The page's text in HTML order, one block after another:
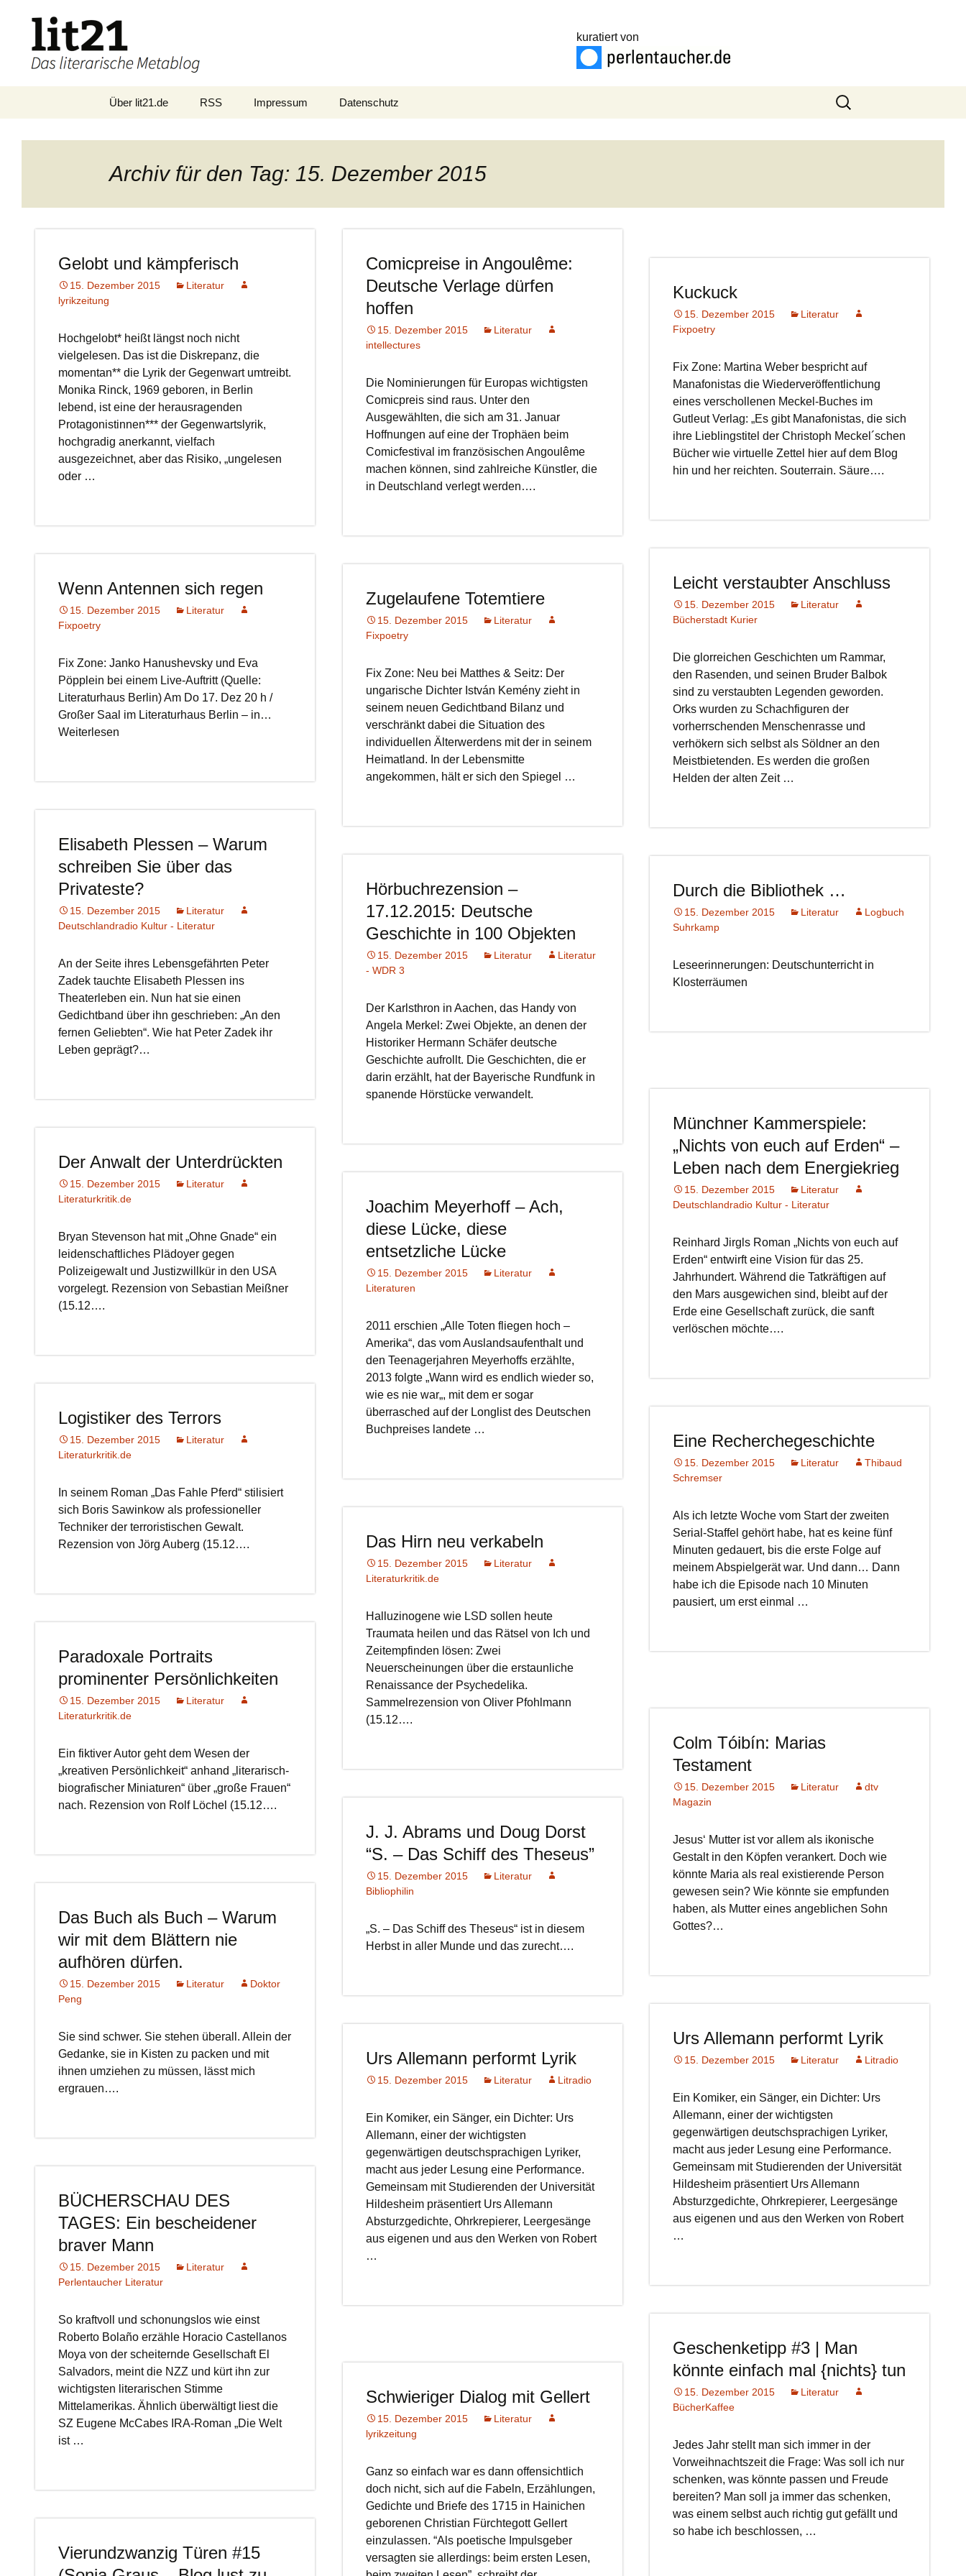
kuratiert von
Zum
Über lit21.de RSS Impressum Datenschutz
Suchen
nach:
Archiv für den Tag: 15. Dezember 2015
Gelobt und kämpferisch
15. Dezember 2015
Literatur
lyrikzeitung
Hochgelobt* heißt längst noch nicht
vielgelesen. Das ist die Diskrepanz, die
momentan** die Lyrik der Gegenwart umtreibt.
Monika Rinck, 1969 geboren, in Berlin
lebend, ist eine der herausragenden
Protagonistinnen*** der Gegenwartslyrik,
hochgradig anerkannt, vielfach
ausgezeichnet, aber das Risiko, „ungelesen
oder …
Comicpreise in Angoulême:
Deutsche Verlage dürfen
hoffen
15. Dezember 2015
Literatur
intellectures
Die Nominierungen für Europas wichtigsten
Comicpreis sind raus. Unter den
Ausgewählten, die sich am 31. Januar
Hoffnungen auf eine der Trophäen beim
Comicfestival im französischen Angoulême
machen können, sind zahlreiche Künstler, die
in Deutschland verlegt werden….
Kuckuck
15. Dezember 2015
Literatur
Fixpoetry
Fix Zone: Martina Weber bespricht auf
Manafonistas die Wiederveröffentlichung
eines verschollenen Meckel-Buches im
Gutleut Verlag: „Es gibt Manafonistas, die sich
ihre Lieblingstitel der Christoph Meckel´schen
Bücher wie virtuelle Zettel hier auf dem Blog
hin und her reichten. Souterrain. Säure….
Leicht verstaubter Anschluss
15. Dezember 2015
Literatur
Bücherstadt Kurier
Die glorreichen Geschichten um Rammar,
den Rasenden, und seinen Bruder Balbok
sind zu verstaubten Legenden geworden.
Orks wurden zu Schachfiguren der
vorherrschenden Menschenrasse und
verhökern sich selbst als Söldner an den
Meistbietenden. Es werden die großen
Helden der alten Zeit …
Wenn Antennen sich regen
15. Dezember 2015
Literatur
Fixpoetry
Fix Zone: Janko Hanushevsky und Eva
Pöpplein bei einem Live-Auftritt (Quelle:
Literaturhaus Berlin) Am Do 17. Dez 20 h /
Großer Saal im Literaturhaus Berlin – in…
Weiterlesen
Zugelaufene Totemtiere
15. Dezember 2015
Literatur
Fixpoetry
Fix Zone: Neu bei Matthes & Seitz: Der
ungarische Dichter István Kemény zieht in
seinem neuen Gedichtband Bilanz und
verschränkt dabei die Situation des
individuellen Älterwerdens mit der in seinem
Heimatland. In der Lebensmitte
angekommen, hält er sich den Spiegel …
Elisabeth Plessen – Warum
schreiben Sie über das
Privateste?
15. Dezember 2015
Literatur
Deutschlandradio Kultur - Literatur
An der Seite ihres Lebensgefährten Peter
Zadek tauchte Elisabeth Plessen ins
Theaterleben ein. Nun hat sie einen
Gedichtband über ihn geschrieben: „An den
fernen Geliebten“. Wie hat Peter Zadek ihr
Leben geprägt?…
Hörbuchrezension –
17.12.2015: Deutsche
Geschichte in 100 Objekten
15. Dezember 2015 Literatur
Literatur
- WDR 3
Der Karlsthron in Aachen, das Handy von
Angela Merkel: Zwei Objekte, an denen der
Historiker Hermann Schäfer deutsche
Geschichte aufrollt. Die Geschichten, die er
darin erzählt, hat der Bayerische Rundfunk in
spanende Hörstücke verwandelt.
Durch die Bibliothek …
15. Dezember 2015 Literatur
Logbuch
Suhrkamp
Leseerinnerungen: Deutschunterricht in
Klosterräumen
Münchner Kammerspiele:
„Nichts von euch auf Erden“ –
Leben nach dem Energiekrieg
15. Dezember 2015
Literatur
Deutschlandradio Kultur - Literatur
Reinhard Jirgls Roman „Nichts von euch auf
Erden“ entwirft eine Vision für das 25.
Jahrhundert. Während die Tatkräftigen auf
den Mars ausgewichen sind, bleibt auf der
Erde eine Gesellschaft zurück, die sanft
verlöschen möchte….
Der Anwalt der Unterdrückten
15. Dezember 2015
Literatur
Literaturkritik.de
Bryan Stevenson hat mit „Ohne Gnade“ ein
leidenschaftliches Plädoyer gegen
Polizeigewalt und Justizwillkür in den USA
vorgelegt. Rezension von Sebastian Meißner
(15.12….
Joachim Meyerhoff – Ach,
diese Lücke, diese
entsetzliche Lücke
15. Dezember 2015
Literatur
Literaturen
2011 erschien „Alle Toten fliegen hoch –
Amerika“, das vom Auslandsaufenthalt und
den Teenagerjahren Meyerhoffs erzählte,
2013 folgte „Wann wird es endlich wieder so,
wie es nie war„, mit dem er sogar
überrasched auf der Longlist des Deutschen
Buchpreises landete …
Logistiker des Terrors
15. Dezember 2015
Literatur
Literaturkritik.de
In seinem Roman „Das Fahle Pferd“ stilisiert
sich Boris Sawinkow als professioneller
Techniker der terroristischen Gewalt.
Rezension von Jörg Auberg (15.12….
Eine Recherchegeschichte
15. Dezember 2015 Literatur
Thibaud
Schremser
Als ich letzte Woche vom Start der zweiten
Serial-Staffel gehört habe, hat es keine fünf
Minuten gedauert, bis die erste Folge auf
meinem Abspielgerät war. Und dann… Dann
habe ich die Episode nach 10 Minuten
pausiert, um erst einmal …
Das Hirn neu verkabeln
15. Dezember 2015
Literatur
Literaturkritik.de
Halluzinogene wie LSD sollen heute
Traumata heilen und das Rätsel von Ich und
Zeitempfinden lösen: Zwei
Neuerscheinungen über die erstaunliche
Renaissance der Psychedelika.
Sammelrezension von Oliver Pfohlmann
(15.12….
Paradoxale Portraits
prominenter Persönlichkeiten
15. Dezember 2015
Literatur
Literaturkritik.de
Ein fiktiver Autor geht dem Wesen der
„kreativen Persönlichkeit“ anhand „literarisch-
biografischer Miniaturen“ über „große Frauen“
nach. Rezension von Rolf Löchel (15.12….
Colm Tóibín: Marias
Testament
15. Dezember 2015 Literatur
dtv
Magazin
Jesus‘ Mutter ist vor allem als ikonische
Gestalt in den Köpfen verankert. Doch wie
könnte Maria als real existierende Person
gewesen sein? Wie könnte sie empfunden
haben, als Mutter eines angeblichen Sohn
Gottes?…
J. J. Abrams und Doug Dorst
“S. – Das Schiff des Theseus”
15. Dezember 2015
Literatur
Bibliophilin
„S. – Das Schiff des Theseus“ ist in diesem
Herbst in aller Munde und das zurecht….
Das Buch als Buch – Warum
wir mit dem Blättern nie
aufhören dürfen.
15. Dezember 2015 Literatur
Doktor
Peng
Sie sind schwer. Sie stehen überall. Allein der
Gedanke, sie in Kisten zu packen und mit
ihnen umziehen zu müssen, lässt mich
ergrauen….
Urs Allemann performt Lyrik
15. Dezember 2015 Literatur Litradio
Ein Komiker, ein Sänger, ein Dichter: Urs
Allemann, einer der wichtigsten
gegenwärtigen deutschsprachigen Lyriker,
macht aus jeder Lesung eine Performance.
Gemeinsam mit Studierenden der Universität
Hildesheim präsentiert Urs Allemann
Absturzgedichte, Ohrkrepierer, Leergesänge
aus eigenen und aus den Werken von Robert
…
Urs Allemann performt Lyrik
15. Dezember 2015 Literatur Litradio
Ein Komiker, ein Sänger, ein Dichter: Urs
Allemann, einer der wichtigsten
gegenwärtigen deutschsprachigen Lyriker,
macht aus jeder Lesung eine Performance.
Gemeinsam mit Studierenden der Universität
Hildesheim präsentiert Urs Allemann
Absturzgedichte, Ohrkrepierer, Leergesänge
aus eigenen und aus den Werken von Robert
…
BÜCHERSCHAU DES
TAGES: Ein bescheidener
braver Mann
15. Dezember 2015
Literatur
Perlentaucher Literatur
So kraftvoll und schonungslos wie einst
Roberto Bolaño erzähle Horacio Castellanos
Moya von der scheiternde Gesellschaft El
Salvadors, meint die NZZ und kürt ihn zur
wichtigsten literarischen Stimme
Mittelamerikas. Ähnlich überwältigt liest die
SZ Eugene McCabes IRA-Roman „Die Welt
ist …
Geschenketipp #3 | Man
könnte einfach mal {nichts} tun
15. Dezember 2015
Literatur
BücherKaffee
Jedes Jahr stellt man sich immer in der
Vorweihnachtszeit die Frage: Was soll ich nur
schenken, was könnte passen und Freude
bereiten? Man soll ja immer das schenken,
was einem selbst auch richtig gut gefällt und
so habe ich beschlossen, …
Schwieriger Dialog mit Gellert
15. Dezember 2015
Literatur
lyrikzeitung
Ganz so einfach war es dann offensichtlich
doch nicht, sich auf die Fabeln, Erzählungen,
Gedichte und Briefe des 1715 in Hainichen
geborenen Christian Fürchtegott Gellert
einzulassen. “Als poetische Impulsgeber
versagten sie allerdings: beim ersten Lesen,
Vierundzwanzig Türen #15